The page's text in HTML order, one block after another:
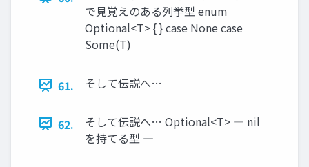
で見覚えのある列挙型 enum
Optional<T> { } case None case
Some(T)
61. そして伝説へ…
62.
そして伝説へ… Optional<T> ― nil
を持てる型 ―